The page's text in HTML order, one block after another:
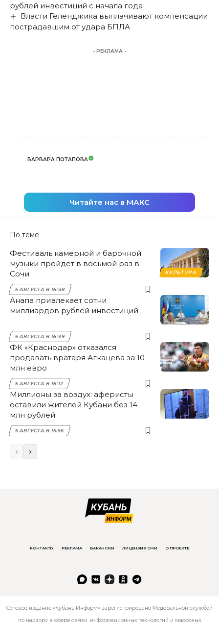
рублей инвестиций с начала года
Власти Геленджика выплачивают компенсации
пострадавшим от удара БПЛА
- РЕКЛАМА -
ВАРВАРА ПОТАПОВА
Читайте нас в МАКС
По теме
КУЛЬТУРА
Фестиваль камерной и барочной
музыки пройдёт в восьмой раз в
Сочи
5 АВГУСТА В 16:48
Анапа привлекает сотни
миллиардов рублей инвестиций
5 АВГУСТА В 16:39
ФК «Краснодар» отказался
продавать вратаря Агкацева за 10
млн евро
5 АВГУСТА В 16:12
Миллионы за воздух: аферисты
оставили жителей Кубани без 14
млн рублей
5 АВГУСТА В 15:56
КОНТАКТЫ РЕКЛАМА ВАКАНСИИ ЛИЦЕНЗИЯ СМИ О ПРОЕКТЕ
Сетевое издание «Кубань Информ» зарегистрировано Федеральной службой
по надзору в сфере связи, информационных технологий и массовых